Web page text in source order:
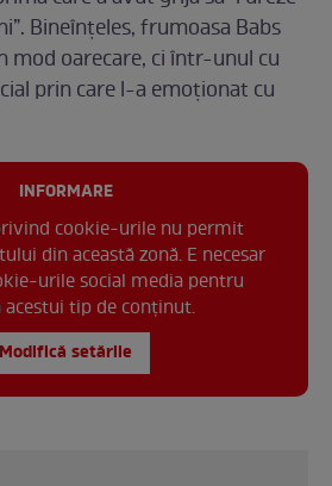
Bineînțeles, frumoasa Babs
oarecare, ci într-unul cu
prin care l-a emoționat cu
INFORMARE
cookie-urile nu permit
din această zonă. E necesar
urile social media pentru
acestui tip de conținut.
Modifică setările